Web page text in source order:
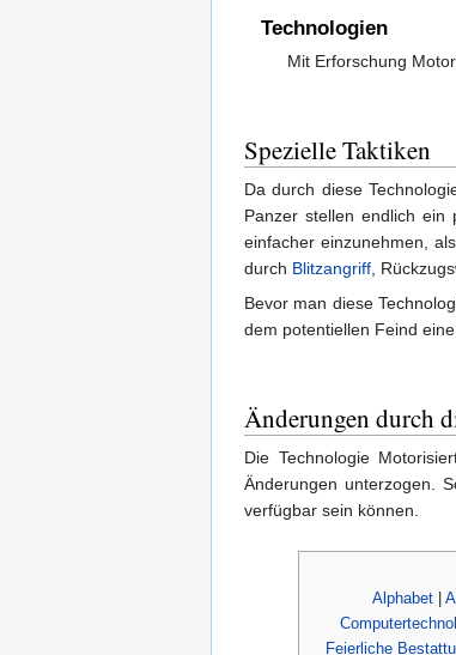
Technologien
Mit Erforschung
Spezielle Taktiken
Da durch diese
Panzer stellen endlich ein
einfacher einzunehmen,
durch Blitzangriff ,
Bevor man diese
dem potentiellen Feind
Änderungen durch
Die Technologie
Änderungen unterzogen.
verfügbar sein können.
Alphabet
Feierliche